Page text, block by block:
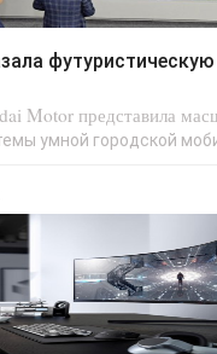
Motor представила
умной городской